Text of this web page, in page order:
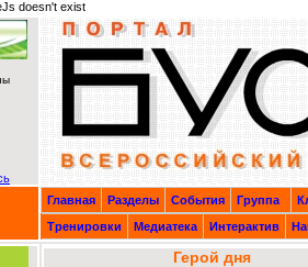
doesn't exist
Главная
Разделы События Группа
Тренировки
Медиатека Интерактив
Герой дня